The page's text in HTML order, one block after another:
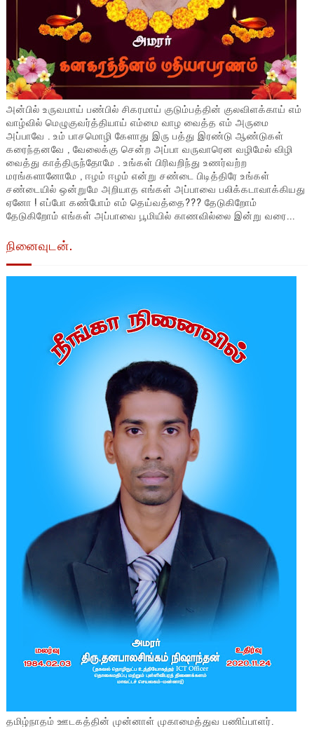
அன்பில் உருவமாய் பண்பில் சிகரமாய் குடும்பத்தின் குலவிளக்காய் எம்
வாழ்வில் மெழுகுவர்த்தியாய் எம்மை வாழ வைத்த எம் அருமை
அப்பாவே . உம் பாசமொழி கேளாது இரு பத்து இரண்டு ஆண்டுகள்
கரைந்தனவே , வேலைக்கு சென்ற அப்பா வருவாரென வழிமேல் விழி
வைத்து காத்திருந்தோமே . உங்கள் பிரிவறிந்து உணர்வற்ற
மரங்களானோமே , ஈழம் ஈழம் என்று சண்டை பிடித்திரே உங்கள்
சண்டையில் ஒன்றுமே அறியாத எங்கள் அப்பாவை பலிக்கடாவாக்கியது
ஏனோ ! எப்போ கண்போம் எம் தெய்வத்தை??? தேடுகிறோம்
தேடுகிறோம் எங்கள் அப்பாவை பூமியில் காணவில்லை இன்று வரை...
நினைவுடன்.
தமிழ்நாதம் ஊடகத்தின் முன்னாள் முகாமைத்துவ பணிப்பாளர்.